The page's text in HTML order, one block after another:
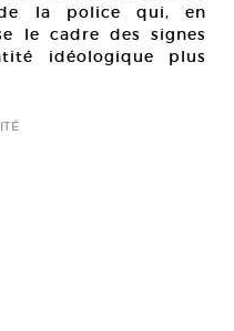
la police qui, en
le cadre des signes
idéologique plus